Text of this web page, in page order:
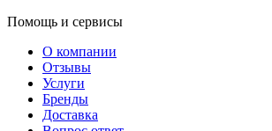
Помощь и сервисы
О компании
Отзывы
Услуги
Бренды
Доставка